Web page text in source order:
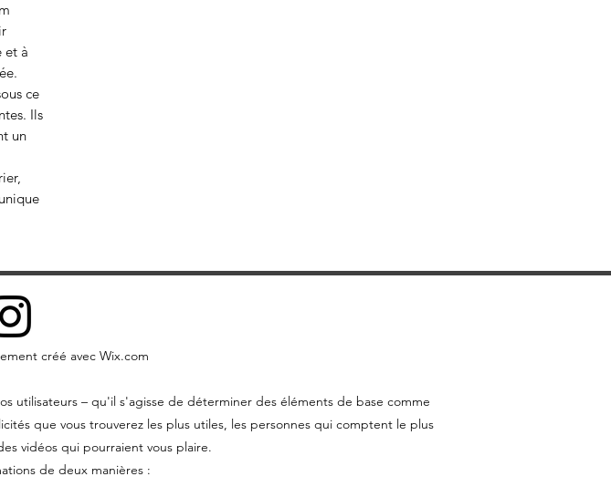
et à
ce
Ils
un
créé avec Wix.com
utilisateurs – qu'il s'agisse de déterminer des éléments de base comme
que vous trouverez les plus utiles, les personnes qui comptent le plus
vidéos qui pourraient vous plaire.
de deux manières :